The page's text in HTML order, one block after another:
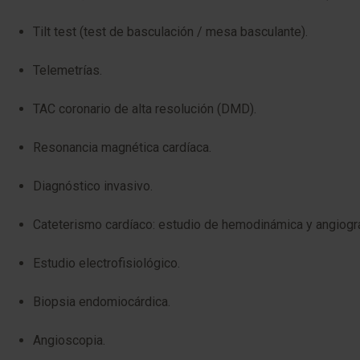
Tilt test (test de basculación / mesa basculante).
Telemetrías.
TAC coronario de alta resolución (DMD).
Resonancia magnética cardíaca.
Diagnóstico invasivo.
Cateterismo cardíaco: estudio de hemodinámica y
Estudio electrofisiológico.
Biopsia endomiocárdica.
Angioscopia.